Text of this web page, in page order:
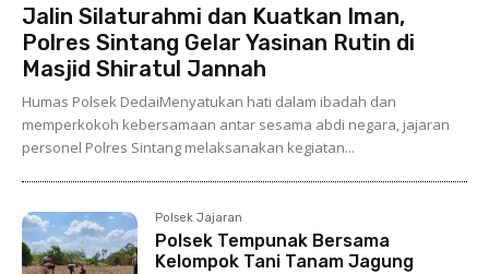
Jalin Silaturahmi dan Kuatkan Iman,
Polres Sintang Gelar Yasinan Rutin di
Masjid Shiratul Jannah
Humas Polsek DedaiMenyatukan hati dalam ibadah dan
memperkokoh kebersamaan antar sesama abdi negara, jajaran
personel Polres Sintang melaksanakan kegiatan...
Polsek Jajaran
Polsek Tempunak Bersama
Kelompok Tani Tanam Jagung